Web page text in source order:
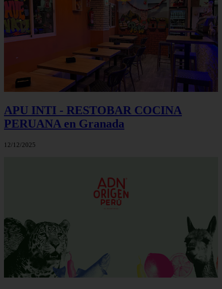
APU INTI - RESTOBAR COCINA
PERUANA en Granada
12/12/2025